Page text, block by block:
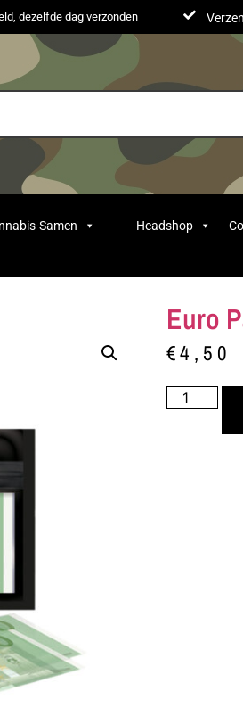
dezelfde dag verzonden
Samen Headshop
Euro
€4,50